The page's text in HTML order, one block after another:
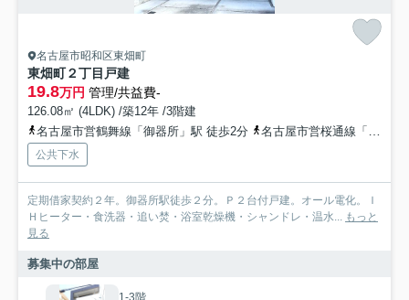
名古屋市昭和区東畑町
東畑町２丁目戸建
19.8万円 管理/共益費-
126.08㎡ (4LDK) /築12年 /3階建
名古屋市営鶴舞線「御器所」駅 徒歩2分
名古屋市営桜通線「御器所」駅 徒歩2分
公共下水
定期借家契約２年。御器所駅徒歩２分。Ｐ２台付戸建。オール電化。Ｉ
Ｈヒーター・食洗器・追い焚・浴室乾燥機・シャンドレ・温水...
もっと
見る
募集中の部屋
1-3階